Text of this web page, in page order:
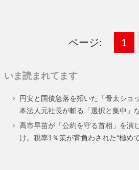
ページ:
固
ー
ジ
1
いま読まれてます
円安と国債急落を招いた「骨太ショ
本法人元社長が斬る「選択と集中」
高市早苗が「公約を守る首相」を演
け。税率1％策が背負わされた“極め